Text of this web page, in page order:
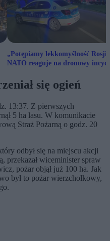
„Potępiamy lekkomyślność
NATO reaguje na dronowy
się ogień
13:37. Z pierwszych
5 ha lasu. W komunikacie
Straż Pożarną o godz. 20
odbył się na miejscu akcji
przekazał wiceminister spraw
pożar objął już 100 ha. Jak
był to pożar wierzchołkowy,